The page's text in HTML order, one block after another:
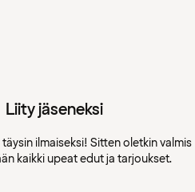
Liity jäseneksi
ilmaiseksi! Sitten oletkin valmis
kaikki upeat edut ja tarjoukset.